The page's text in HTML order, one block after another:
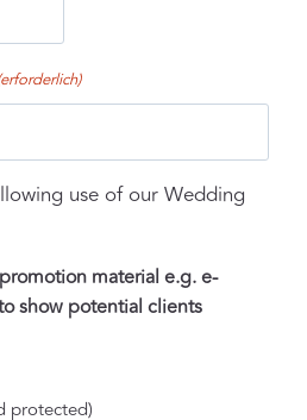
use of our Wedding
material e.g. e-
show potential clients
protected)